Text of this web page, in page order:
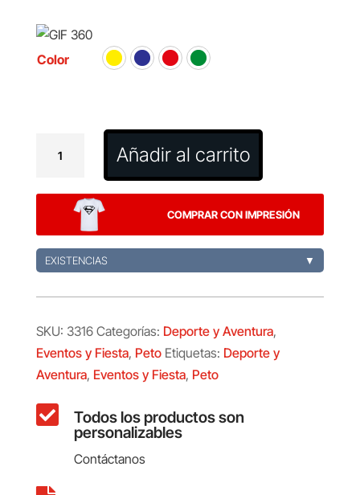
Color
Sporter
Añadir al carrito
COMPRAR CON IMPRESIÓN
EXISTENCIAS ▼
SKU: 3316 Categorías: Deporte y Aventura,
Eventos y Fiesta, Peto Etiquetas: Deporte y
Aventura, Eventos y Fiesta, Peto
 Todos los productos son
personalizables
Contáctanos